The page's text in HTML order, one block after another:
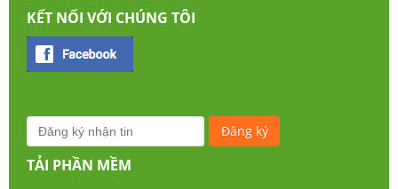
KẾT NỐI VỚI CHÚNG TÔI
TẢI PHẦN MỀM